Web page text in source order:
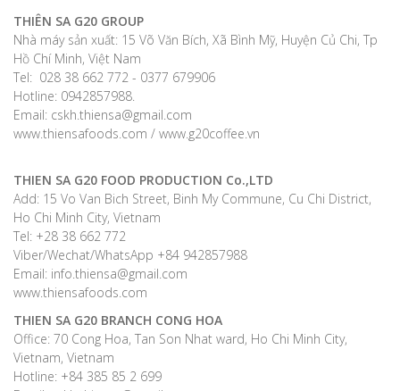
THIÊN SA G20 GROUP
Nhà máy sản xuất: 15 Võ Văn Bích, Xã Bình Mỹ, Huyện Củ Chi, Tp
Hồ Chí Minh, Việt Nam
Tel: 028 38 662 772 - 0377 679906
Hotline: 0942857988.
Email: cskh.thiensa@gmail.com
www.thiensafoods.com / www.g20coffee.vn
THIEN SA G20 FOOD PRODUCTION Co.,LTD
Add: 15 Vo Van Bich Street, Binh My Commune, Cu Chi District,
Ho Chi Minh City, Vietnam
Tel: +28 38 662 772
Viber/Wechat/WhatsApp +84 942857988
Email: info.thiensa@gmail.com
www.thiensafoods.com
THIEN SA G20 BRANCH CONG HOA
Office: 70 Cong Hoa, Tan Son Nhat ward, Ho Chi Minh City,
Vietnam, Vietnam
Hotline: +84 385 85 2 699